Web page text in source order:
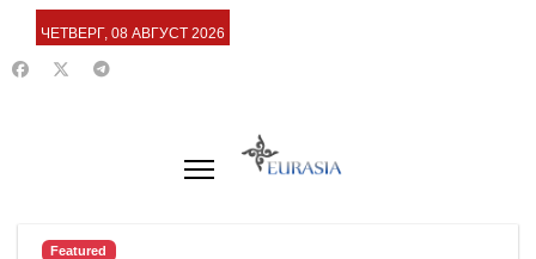
ЧЕТВЕРГ, 08 АВГУСТ 2026
Featured